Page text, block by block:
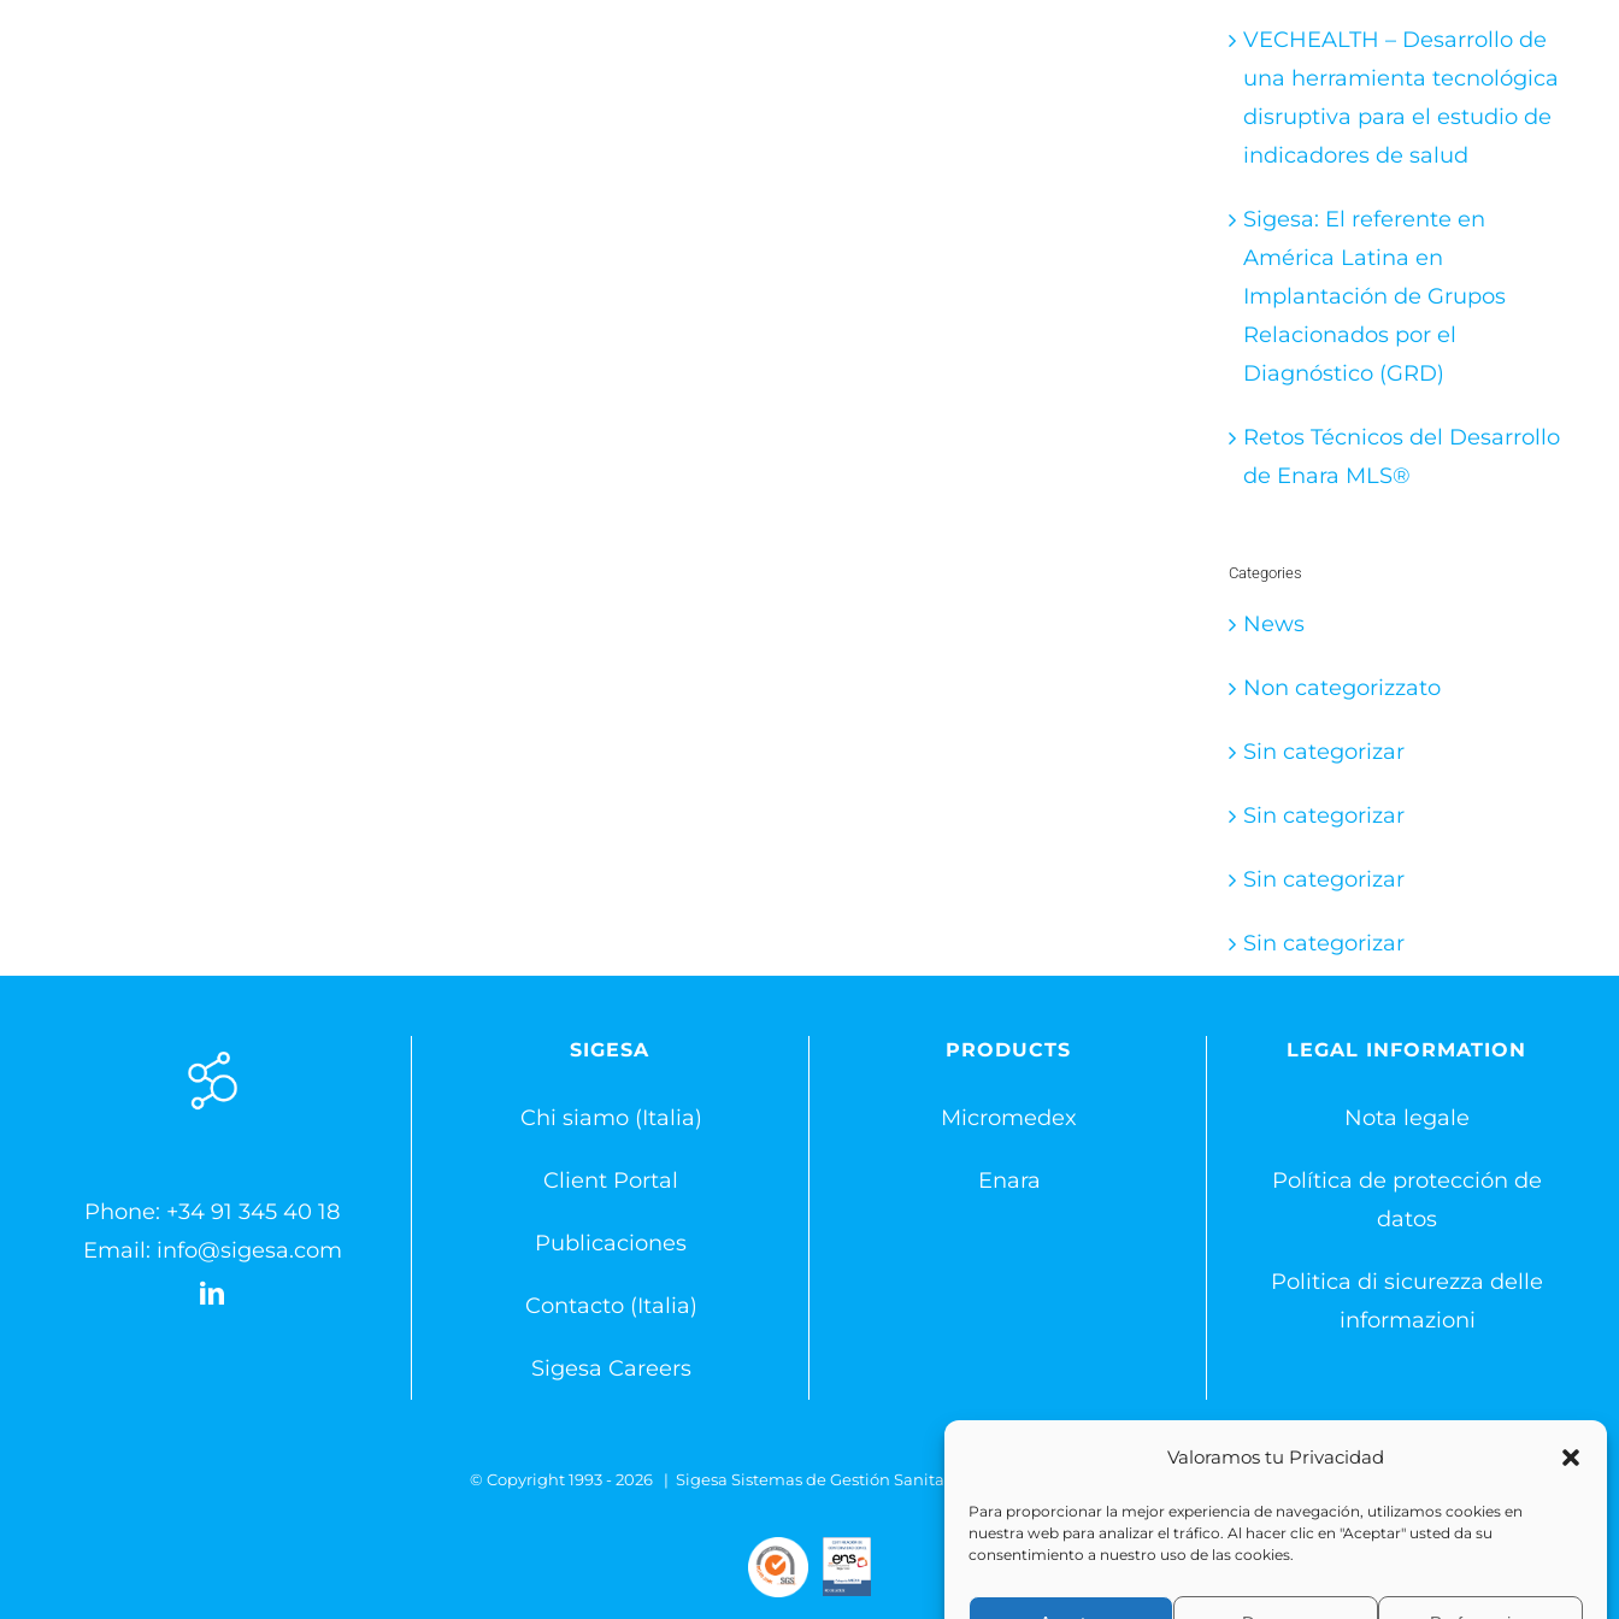
Valoramos tu Privacidad
Para proporcionar la mejor experiencia de navegación, utilizamos cookies en
nuestra web para analizar el tráfico. Al hacer clic en "Aceptar" usted da su
consentimiento a nuestro uso de las cookies.
VECHEALTH – Desarrollo de
una herramienta tecnológica
disruptiva para el estudio de
indicadores de salud
Sigesa: El referente en
América Latina en
Implantación de Grupos
Relacionados por el
Diagnóstico (GRD)
Retos Técnicos del Desarrollo
de Enara MLS®
Categories
News
Non categorizzato
Sin categorizar
Sin categorizar
Sin categorizar
Sin categorizar
Phone: +34 91 345 40 18
Email: info@sigesa.com
SIGESA
Chi siamo (Italia)
Client Portal
Publicaciones
Contacto (Italia)
Sigesa Careers
PRODUCTS
Micromedex
Enara
LEGAL INFORMATION
Nota legale
Política de protección de
datos
Politica di sicurezza delle
informazioni
© Copyright 1993 -2026 | Sigesa Sistemas de Gestión Sanitaria | All Rights Reserved